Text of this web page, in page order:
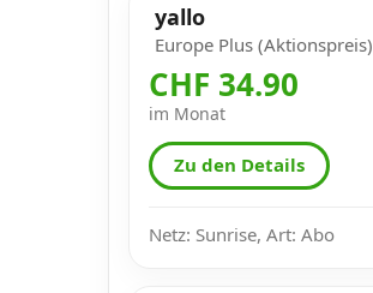
yallo
Europe Plus (Aktionspreis)
CHF 34.90
im Monat
Zu den Details
Netz: Sunrise, Art: Abo